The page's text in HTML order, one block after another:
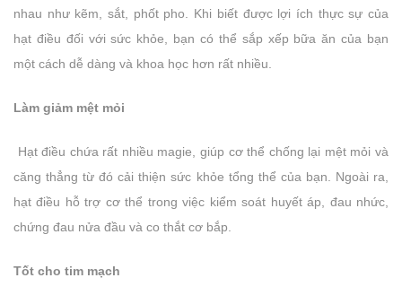
nhau như kẽm, sắt, phốt pho. Khi biết được lợi ích thực sự của
hạt điều đối với sức khỏe, bạn có thể sắp xếp bữa ăn của bạn
một cách dễ dàng và khoa học hơn rất nhiều.
Làm giảm mệt mỏi
Hạt điều chứa rất nhiều magie, giúp cơ thể chống lại mệt mỏi và
căng thẳng từ đó cải thiện sức khỏe tổng thể của bạn. Ngoài ra,
hạt điều hỗ trợ cơ thể trong việc kiểm soát huyết áp, đau nhức,
chứng đau nửa đầu và co thắt cơ bắp.
Tốt cho tim mạch